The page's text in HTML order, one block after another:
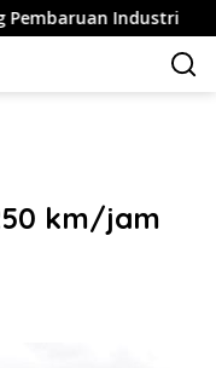
Industri
km/jam